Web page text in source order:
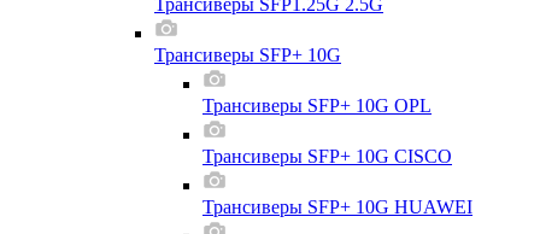
Трансиверы SFP1.25G 2.5G
Трансиверы SFP+ 10G
Трансиверы SFP+ 10G OPL
Трансиверы SFP+ 10G CISCO
Трансиверы SFP+ 10G HUAWEI